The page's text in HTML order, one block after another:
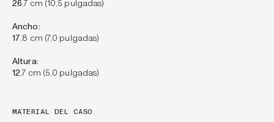
26,7 cm (10,5 pulgadas)
Ancho:
17,8 cm (7,0 pulgadas)
Altura:
12,7 cm (5,0 pulgadas)
MATERIAL DEL CASO